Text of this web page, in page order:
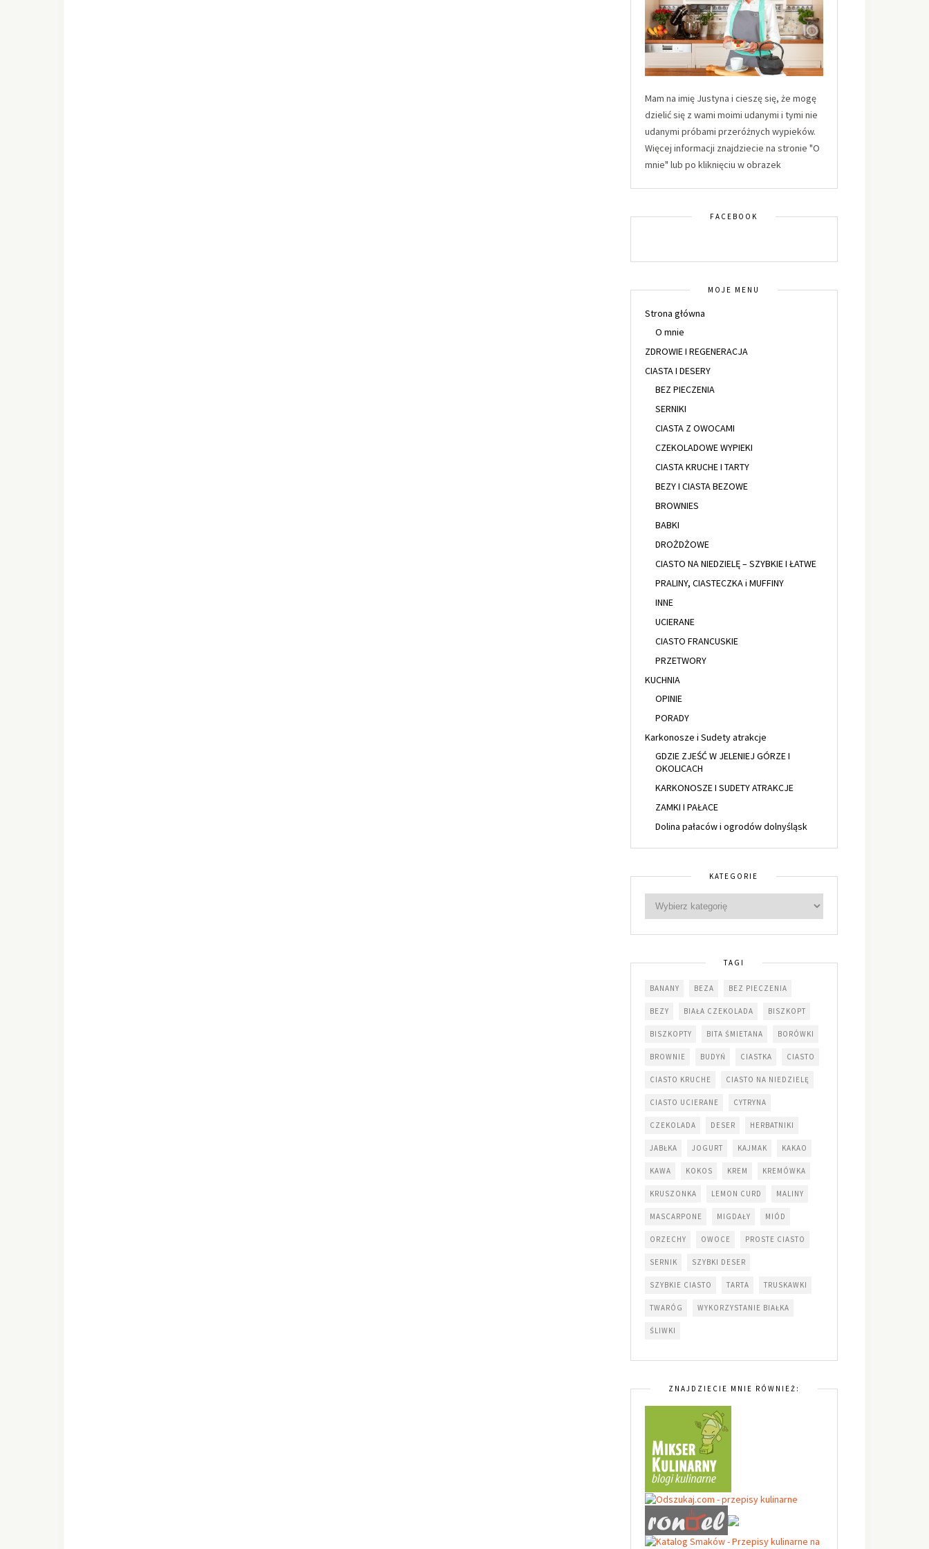
Mam na imię Justyna i cieszę się, że mogę
dzielić się z wami moimi udanymi i tymi nie
udanymi próbami przeróżnych wypieków.
Więcej informacji znajdziecie na stronie "O
mnie" lub po kliknięciu w obrazek
FACEBOOK
MOJE MENU
Strona główna
O mnie
ZDROWIE I REGENERACJA
CIASTA I DESERY
BEZ PIECZENIA
SERNIKI
CIASTA Z OWOCAMI
CZEKOLADOWE WYPIEKI
CIASTA KRUCHE I TARTY
BEZY I CIASTA BEZOWE
BROWNIES
BABKI
DROŻDŻOWE
CIASTO NA NIEDZIELĘ – SZYBKIE I ŁATWE
PRALINY, CIASTECZKA i MUFFINY
INNE
UCIERANE
CIASTO FRANCUSKIE
PRZETWORY
KUCHNIA
OPINIE
PORADY
Karkonosze i Sudety atrakcje
GDZIE ZJEŚĆ W JELENIEJ GÓRZE I
OKOLICACH
KARKONOSZE I SUDETY ATRAKCJE
ZAMKI I PAŁACE
Dolina pałaców i ogrodów dolnyśląsk
KATEGORIE
TAGI
BANANY BEZA BEZ PIECZENIA
BEZY BIAŁA CZEKOLADA BISZKOPT
BISZKOPTY BITA ŚMIETANA BORÓWKI
BROWNIE BUDYŃ CIASTKA CIASTO
CIASTO KRUCHE CIASTO NA NIEDZIELĘ
CIASTO UCIERANE CYTRYNA
CZEKOLADA DESER HERBATNIKI
JABŁKA JOGURT KAJMAK KAKAO
KAWA KOKOS KREM KREMÓWKA
KRUSZONKA LEMON CURD MALINY
MASCARPONE MIGDAŁY MIÓD
ORZECHY OWOCE PROSTE CIASTO
SERNIK SZYBKI DESER
SZYBKIE CIASTO TARTA TRUSKAWKI
TWARÓG WYKORZYSTANIE BIAŁKA
ŚLIWKI
ZNAJDZIECIE MNIE RÓWNIEŻ: